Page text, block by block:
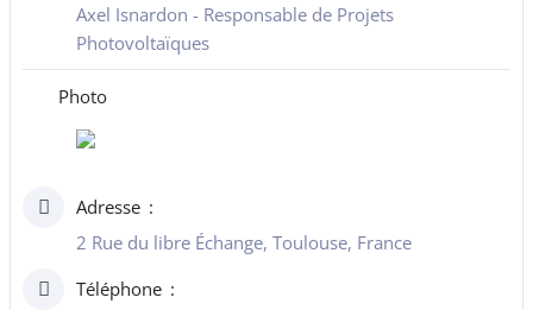
Axel Isnardon - Responsable de Projets
Photovoltaïques
Photo
Adresse
2 Rue du libre Échange, Toulouse, France
Téléphone